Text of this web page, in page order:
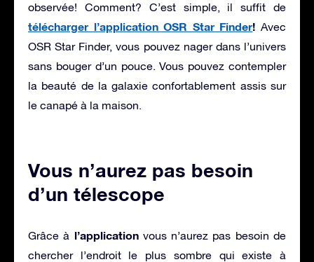
observée! Comment? C’est simple, il suffit de
télécharger l’application OSR Star Finder! Avec
OSR Star Finder, vous pouvez nager dans l’univers
sans bouger d’un pouce. Vous pouvez contempler
la beauté de la galaxie confortablement assis sur
le canapé à la maison.
Vous n’aurez pas besoin
d’un télescope
Grâce à l’applicationvous n’aurez pas besoin de
chercher l’endroit le plus sombre qui existe à